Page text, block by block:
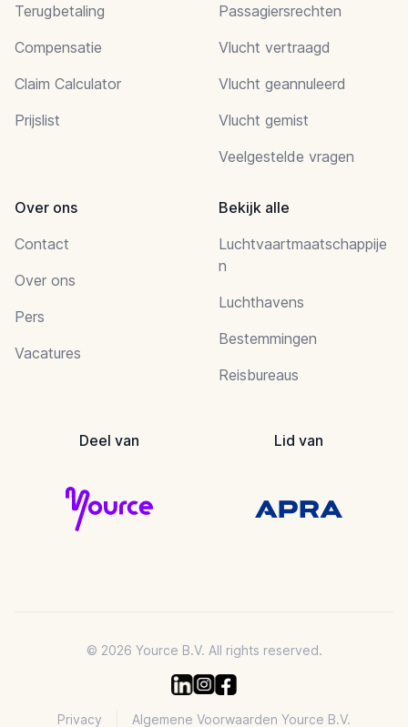
Terugbetaling
Compensatie
Claim Calculator
Prijslist
Passagiersrechten
Vlucht vertraagd
Vlucht geannuleerd
Vlucht gemist
Veelgestelde vragen
Over ons
Contact
Over ons
Pers
Vacatures
Bekijk alle
Luchtvaartmaatschappije
n
Luchthavens
Bestemmingen
Reisbureaus
Deel van Lid van
© 2026 Yource B.V. All rights reserved.
Privacy Algemene Voorwaarden Yource B.V.